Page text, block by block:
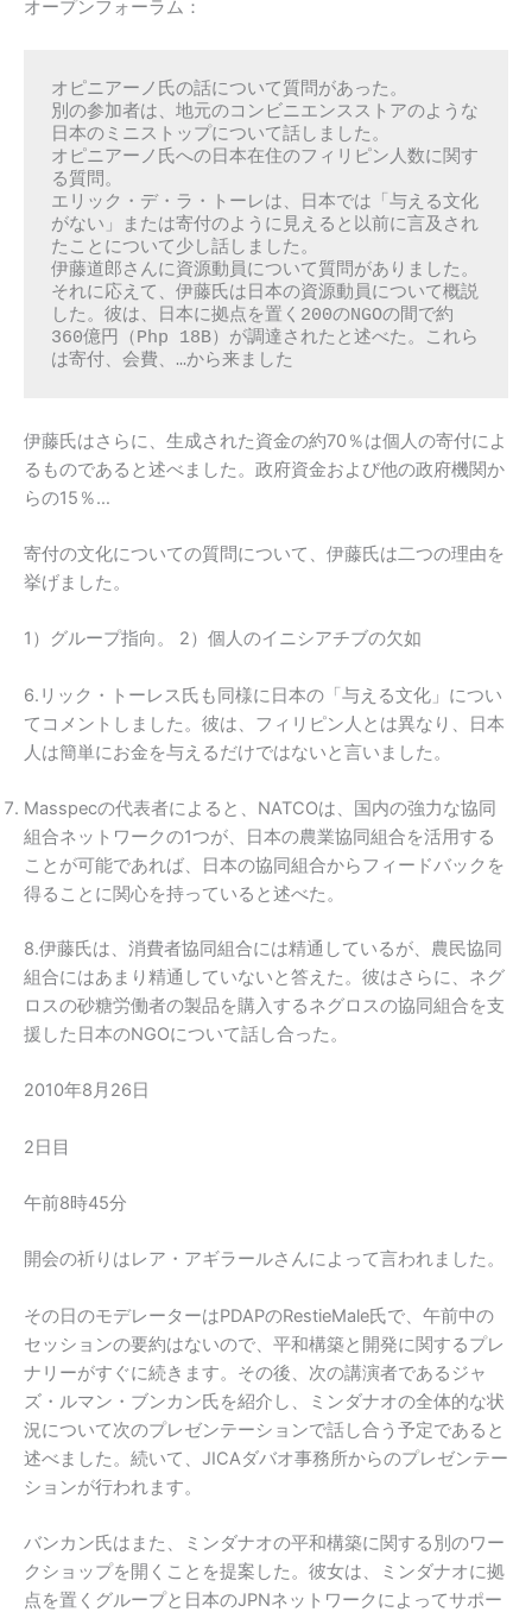
オープンフォーラム：
オピニアーノ氏の話について質問があった。
別の参加者は、地元のコンビニエンスストアのような
日本のミニストップについて話しました。
オピニアーノ氏への日本在住のフィリピン人数に関す
る質問。
エリック・デ・ラ・トーレは、日本では「与える文化
がない」または寄付のように見えると以前に言及され
たことについて少し話しました。
伊藤道郎さんに資源動員について質問がありました。
それに応えて、伊藤氏は日本の資源動員について概説
した。彼は、日本に拠点を置く200のNGOの間で約
360億円（Php 18B）が調達されたと述べた。これら
は寄付、会費、…から来ました
伊藤氏はさらに、生成された資金の約70％は個人の寄付によ
るものであると述べました。政府資金および他の政府機関か
らの15％…
寄付の文化についての質問について、伊藤氏は二つの理由を
挙げました。
1）グループ指向。 2）個人のイニシアチブの欠如
6.リック・トーレス氏も同様に日本の「与える文化」につい
てコメントしました。彼は、フィリピン人とは異なり、日本
人は簡単にお金を与えるだけではないと言いました。
Masspecの代表者によると、NATCOは、国内の強力な協同
組合ネットワークの1つが、日本の農業協同組合を活用する
ことが可能であれば、日本の協同組合からフィードバックを
得ることに関心を持っていると述べた。
8.伊藤氏は、消費者協同組合には精通しているが、農民協同
組合にはあまり精通していないと答えた。彼はさらに、ネグ
ロスの砂糖労働者の製品を購入するネグロスの協同組合を支
援した日本のNGOについて話し合った。
2010年8月26日
2日目
午前8時45分
開会の祈りはレア・アギラールさんによって言われました。
その日のモデレーターはPDAPのRestieMale氏で、午前中の
セッションの要約はないので、平和構築と開発に関するプレ
ナリーがすぐに続きます。その後、次の講演者であるジャ
ズ・ルマン・ブンカン氏を紹介し、ミンダナオの全体的な状
況について次のプレゼンテーションで話し合う予定であると
述べました。続いて、JICAダバオ事務所からのプレゼンテー
ションが行われます。
バンカン氏はまた、ミンダナオの平和構築に関する別のワー
クショップを開くことを提案した。彼女は、ミンダナオに拠
点を置くグループと日本のJPNネットワークによってサポー